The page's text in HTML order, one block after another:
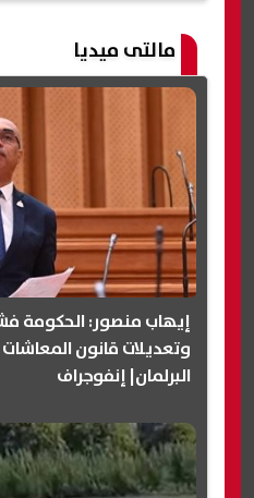
مالتى ميديا
وتعديلات قانون
البرلمان| إنفوجراف